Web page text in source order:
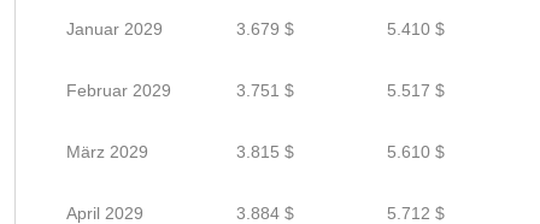
Januar 2029 3.679 $ 5.410 $
Februar 2029 3.751 $ 5.517 $
März 2029 3.815 $ 5.610 $
April 2029 3.884 $ 5.712 $